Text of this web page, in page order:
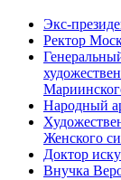
Экс-
Ректор
Народный
Женского
Доктор
Внучка